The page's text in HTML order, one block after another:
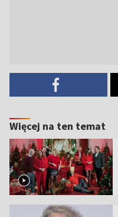
Więcej na ten temat